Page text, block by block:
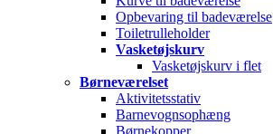
Opbevaring til badeværelse
Toiletrulleholder
Vasketøjskurv
Vasketøjskurv i flet
Børneværelset
Aktivitetsstativ
Barnevognsophæng
Børnekopper